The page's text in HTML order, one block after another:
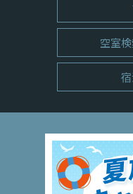
空室